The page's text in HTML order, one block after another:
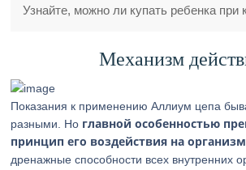
Узнайте, можно ли купать ребенка при
Механизм
Показания к применению Аллиум цепа
разными. Но главной особенностью
принцип его воздействия на организм
дренажные способности всех внутренних